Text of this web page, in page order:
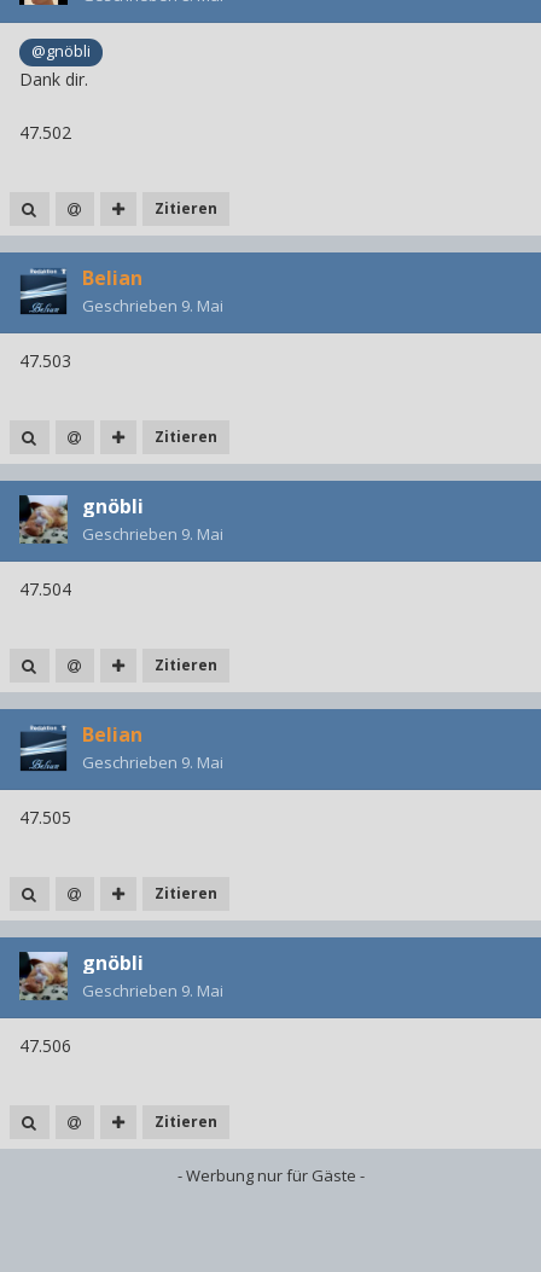
@gnöbli
Dank dir.
47.502
Zitieren
Belian
Geschrieben 9. Mai
47.503
Zitieren
gnöbli
Geschrieben 9. Mai
47.504
Zitieren
Belian
Geschrieben 9. Mai
47.505
Zitieren
gnöbli
Geschrieben 9. Mai
47.506
Zitieren
- Werbung nur für Gäste -